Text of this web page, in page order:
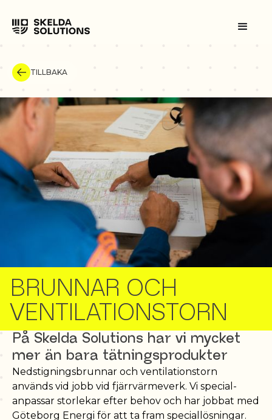
TILLBAKA
BRUNNAR OCH
VENTILATIONSTORN
På Skelda Solutions har vi mycket
mer än bara tätnings­produkter
Nedstignings­brunnar och ventilations­torn
används vid jobb vid fjärrvärme­verk. Vi special­
anpassar storlekar efter behov och har jobbat med
Göteborg Energi för att ta fram special­lösningar.